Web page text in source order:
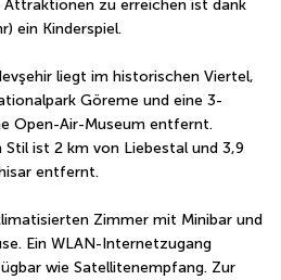
Attraktionen zu erreichen ist dank
ein Kinderspiel.
liegt im historischen Viertel,
Göreme und eine 3-
Open-Air-Museum entfernt.
ist 2 km von Liebestal und 3,9
entfernt.
Zimmer mit Minibar und
Ein WLAN-Internetzugang
wie Satellitenempfang. Zur